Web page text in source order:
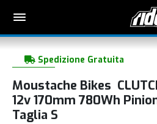
Spedizione Gratuita
Moustache Bikes
12v 170mm 780Wh
Taglia S